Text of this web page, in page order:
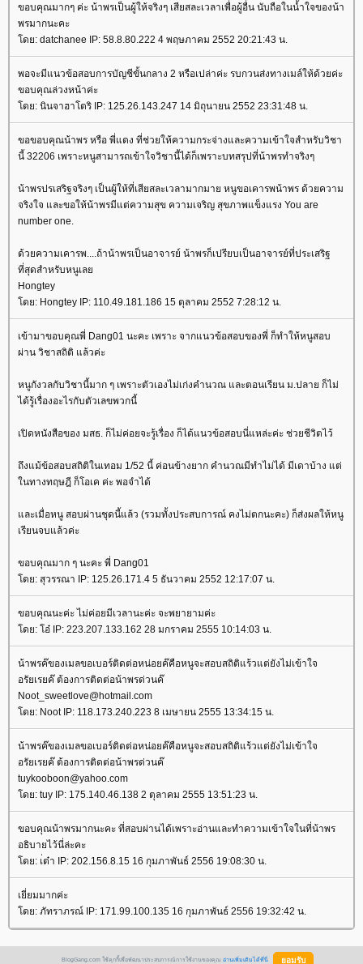
ขอบคุณมากๆ ค่ะ น้าพรเป็นผู้ให้จริงๆ เสียสละเวลาเพื่อผู้อื่น นับถือในน้ำใจของน้า
พรมากนะคะ
ดย: datchanee IP: 58.8.80.222 4 พฤษภาคม 2552 20:21:43 น.
พอจะมีแนวข้อสอบการบัญชีขั้นกลาง 2 หรือเปล่าค่ะ รบกวนส่งทางเมล์ให้ด้วยค่ะ
ขอบคุณล่วงหน้าค่ะ
ดย: นินจาฮาโตริ IP: 125.26.143.247 14 มิถุนายน 2552 23:31:48 น.
ขอขอบคุณน้าพร หรือ พี่แดง ที่ช่วยให้ความกระจ่างและความเข้าใจสำหรับวิชา
นี้ 32206 เพราะหนูสามารถเข้าใจวิชานี้ได้ก็เพราะบทสรุปที่น้าพรทำจริงๆ
น้าพรปรเสริฐจริงๆ เป็นผู้ให้ที่เสียสละเวลามากมาย หนูขอเคารพน้าพร ด้วยความ
จริงใจ และขอให้น้าพรมีแต่ความสุข ความเจริญ สุขภาพแข็งแรง You are
number one.
ด้วยความเคารพ....ถ้าน้าพรเป็นอาจารย์ น้าพรก็เปรียบเป็นอาจารย์ที่ประเสริฐ
ที่สุดสำหรับหนูเล
Hongtey
ดย: Hongtey IP: 110.49.181.186 15 ตุลาคม 2552 7:28:12 น.
เข้ามาขอบคุณพี่ Dang01 นะคะ เพราะ จากแนวข้อสอบของพี่ ก็ทำให้หนูสอบ
ผ่าน วิชาสถิติ แล้วค่ะ
หนูกังวลกับวิชานี้มาก ๆ เพราะตัวเองไม่เก่งคำนวณ และตอนเรียน ม.ปลาย ก็ไม่
ได้รู้เรื่องอะไรกับตัวเลขพวกนี้
เปิดหนังสือของ มสธ. ก็ไม่ค่อยจะรู้เรื่อง ก็ได้แนวข้อสอบนี่แหล่ะค่ะ ช่วยชีวิตไว้
ถึงแม้ข้อสอบสถิติในเทอม 1/52 นี้ ค่อนข้างยาก คำนวณมีทำไม่ได้ มีเดาบ้าง แต่
นทางทฤษฎี ก็โอเค ค่ะ พอจำได้
ละเมื่อหนู สอบผ่านชุดนี้แล้ว (รวมทั้งประสบการณ์ คงไม่ตกนะคะ) ก็ส่งผลให้หนู
เรียนจบแล้วค่ะ
ขอบคุณมาก ๆ นะคะ พี่ Dang01
ดย: สุวรรณา IP: 125.26.171.4 5 ธันวาคม 2552 12:17:07 น.
ขอบคุณนะค่ะ ไม่ค่อยมีเวลานะค่ะ จะพยายามค่ะ
ดย: โอ๋ IP: 223.207.133.162 28 มกราคม 2555 10:14:03 น.
น้าพรค๊ของเมลขอเบอร์ติดต่อหน่อยค๊คือหนูจะสอบสถิติแร้วแต่ยังไม่เข้าใจ
อรัยเรยค๊ ต้องการติดต่อน้าพรด่วนค๊
Noot_sweetlove@hotmail.com
ดย: Noot IP: 118.173.240.223 8 เมษายน 2555 13:34:15 น.
น้าพรค๊ของเมลขอเบอร์ติดต่อหน่อยค๊คือหนูจะสอบสถิติแร้วแต่ยังไม่เข้าใจ
อรัยเรยค๊ ต้องการติดต่อน้าพรด่วนค๊
tuykooboon@yahoo.com
ดย: tuy IP: 175.140.46.138 2 ตุลาคม 2555 13:51:23 น.
ขอบคุณน้าพรมากนะคะ ที่สอบผ่านได้เพราะอ่านและทำความเข้าใจในที่น้าพร
อธิบายไว้นี่ล่ะคะ
ดย: เ่ต๋า IP: 202.156.8.15 16 กุมภาพันธ์ 2556 19:08:30 น.
เยี่ยมมากค่ะ
ดย: ภัทราภรณ์ IP: 171.99.100.135 16 กุมภาพันธ์ 2556 19:32:42 น.
BlogGang.com ใช้คุกกี้เพื่อพัฒนาประสบการณ์การใช้งานของคุณ อ่านเพิ่มเติมได้ที่นี่